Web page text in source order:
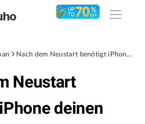
Nach dem Neustart benötigt iPhone deinen Code: Warum & Wie man es behebt
Neustart
deinen